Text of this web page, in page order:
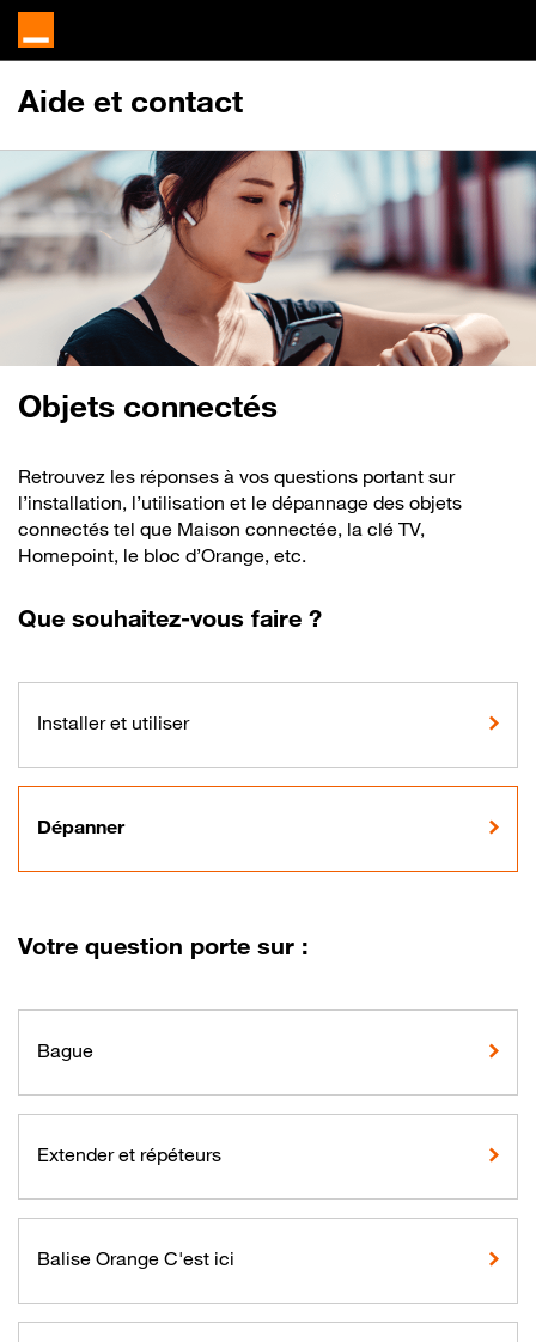
Aide et contact
Objets connectés
Retrouvez les réponses à vos questions portant sur
l’installation, l’utilisation et le dépannage des objets
connectés tel que Maison connectée, la clé TV,
Homepoint, le bloc d’Orange, etc.
Que souhaitez-vous faire ?
Installer et utiliser
Dépanner
Votre question porte sur :
Bague
Extender et répéteurs
Balise Orange C'est ici